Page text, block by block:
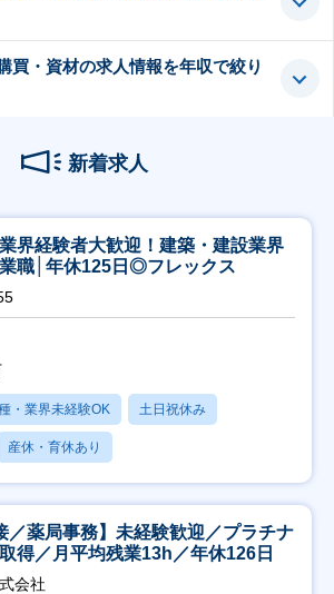
買・資材の求人情報を年収で絞り
新着求人
界経験者大歓迎！建築・建設業界
職│年休125日◎フレックス
・業界未経験OK 土日祝休み
産休・育休あり
／薬局事務】未経験歓迎／プラチナ
得／月平均残業13h／年休126日
会社